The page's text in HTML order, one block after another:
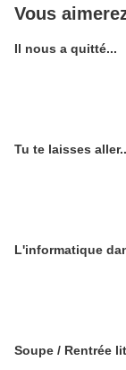
Vous
Il nous a quitté...
Tu te laisses
L'informatique
Soupe / Rentrée